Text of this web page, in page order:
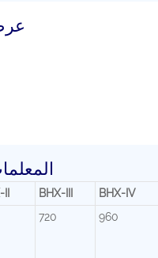
BHX-III
BHX-IV
720 960